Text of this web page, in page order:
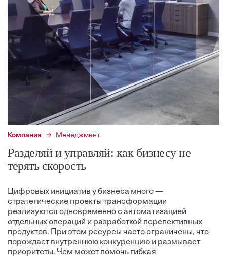
Компания Менеджмент
Разделяй и управляй: как бизнесу не
терять скорость
Цифровых инициатив у бизнеса много —
стратегические проекты трансформации
реализуются одновременно с автоматизацией
отдельных операций и разработкой перспективных
продуктов. При этом ресурсы часто ограничены, что
порождает внутреннюю конкуренцию и размывает
приоритеты. Чем может помочь гибкая